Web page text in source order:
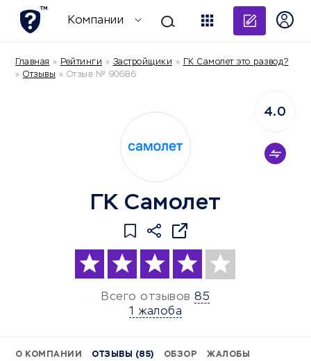
Компании
Главная » Рейтинги » Застройщики »
ГК Самолет это развод?
» Отзывы » Отзыв № 90686
ГК Самолет
Всего отзывов 85
1 жалоба
4.0
О КОМПАНИИ ОТЗЫВЫ (85) ОБЗОР ЖАЛОБЫ